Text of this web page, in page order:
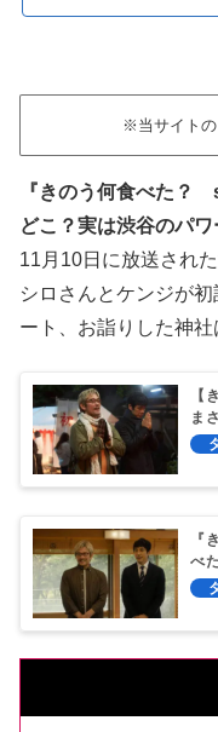
※当サイトの
『きのう何食べた？
どこ？実は渋谷のパ
11月10日に放送され
シロさんとケンジが
ート、お詣りした神
【
ま
『
べ
た